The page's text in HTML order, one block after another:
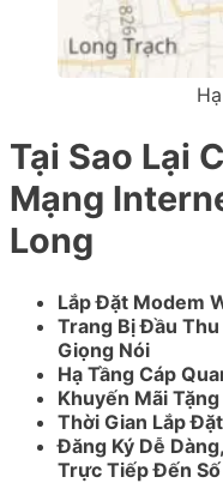
Tại Sao Lại
Mạng
Long
Lắp Đặt Modem
Trang Bị Đầu
Giọng Nói
Hạ Tầng Cáp
Khuyến Mãi
Thời Gian Lắp
Đăng Ký Dễ
Trực Tiếp Đến Số